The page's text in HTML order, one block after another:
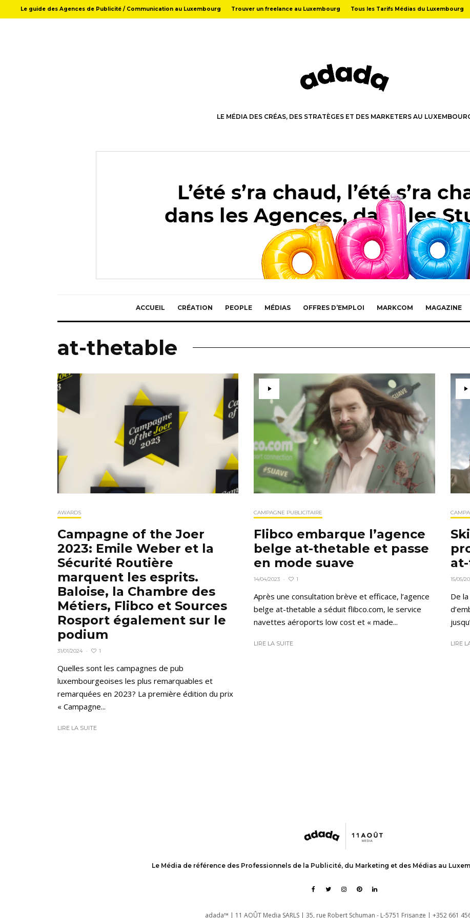
Le guide des Agences de Publicité / Communication au Luxembourg Trouver un freelance au Luxembourg Tous les Tarifs Médias du Luxembourg
LE MÉDIA DES CRÉAS, DES STRATÈGES ET DES MARKETERS AU
ACCUEIL CRÉATION PEOPLE MÉDIAS OFFRES D’EMPLOI MARKCOM MAGAZINE
at-thetable
AWARDS
Campagne of the Joer
2023: Emile Weber et la
Sécurité Routière
marquent les esprits.
Baloise, la Chambre des
Métiers, Flibco et Sources
Rosport également sur le
podium
31/01/2024 · 1
Quelles sont les campagnes de pub
luxembourgeoises les plus remarquables et
remarquées en 2023? La première édition du prix
« Campagne...
LIRE LA SUITE
CAMPAGNE PUBLICITAIRE
Flibco embarque l’agence
belge at-thetable et passe
en mode suave
14/04/2023 · 1
Après une consultation brève et efficace, l’agence
belge at-thetable a séduit flibco.com, le service
navettes aéroports low cost et « made...
LIRE LA SUITE
15/05/
De
LIRE
Le Média de référence des Professionnels de la Publicité, du Marketing et des Médias au
adada™ | 11 AOÛT Media SARLS | 35, rue Robert Schuman - L-5751 Frisange | +352 661